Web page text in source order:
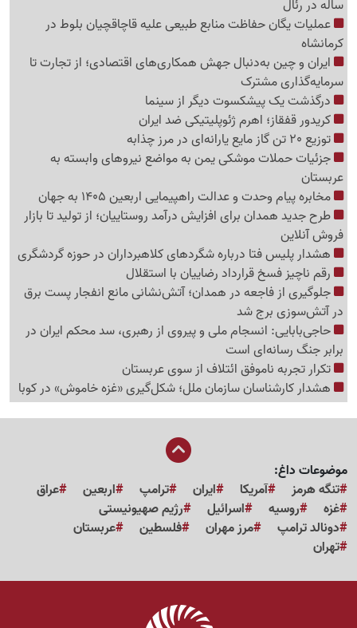
ساله در رئال
عملیات یگان حفاظت منابع طبیعی علیه قاچاقچیان بلوط در
کرمانشاه
ایران و چین به‌دنبال جهش همکاری‌های اقتصادی؛ از تجارت تا
سرمایه‌گذاری مشترک
درگذشت یک پیشکسوت دیگر از سینما
کریدور قفقاز؛ اهرم ژئوپلیتیکی ضد ایران
توزیع 20 تن گاز مایع یارانه‌ای در مرز چذابه
جزئیات حملات موشکی یمن به مواضع نیروهای وابسته به
عربستان
مخابره پیام وحدت و عدالت راهپیمایی اربعین 1405 به جهان
طرح جدید همدان برای افزایش درآمد روستاییان؛ از تولید تا بازار
فروش آنلاین
هشدار پلیس فتا درباره شگردهای کلاهبرداران در حوزه گردشگری
رقم ناچیز فسخ قرارداد رضاییان با استقلال
جلوگیری از فاجعه در همدان؛ آتش‌نشانی مانع انفجار پست برق
در آتش‌سوزی برج شد
حاجی‌بابایی: انسجام ملی و پیروی از رهبری، سد محکم ایران در
برابر جنگ رسانه‌ای است
تکرار تجربه ناموفق ائتلاف از سوی عربستان
هشدار کارشناسان سازمان ملل؛ شکل‌گیری «غزه‌ خاموش» در کوبا
موضوعات داغ:
تنگه هرمز
آمریکا ایران ترامپ اربعین
عراق
غزه
روسیه اسرائیل
رژیم صهیونیستی
دونالد ترامپ
مرز مهران فلسطین
عربستان
تهران